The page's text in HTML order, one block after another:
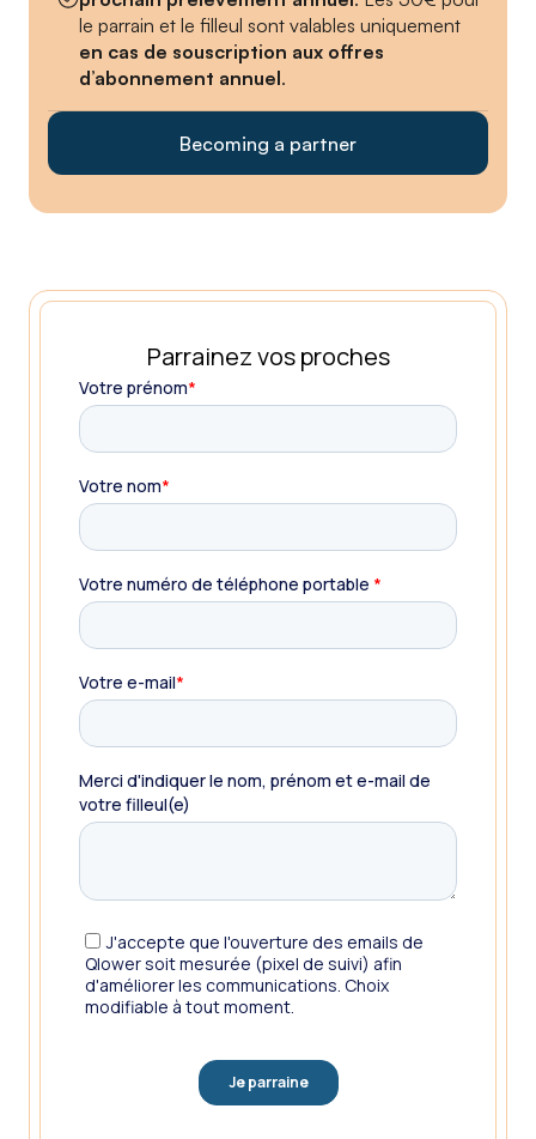
le parrain et le filleul sont valables uniquement
en cas de souscription aux offres
d’abonnement annuel.
Becoming a partner